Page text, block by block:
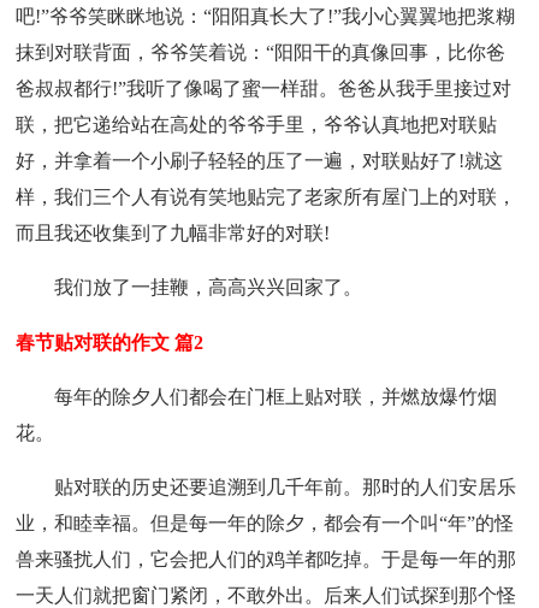
吧!”爷爷笑眯眯地说：“阳阳真长大了!”我小心翼翼地把浆糊
抹到对联背面，爷爷笑着说：“阳阳干的真像回事，比你爸
爸叔叔都行!”我听了像喝了蜜一样甜。爸爸从我手里接过对
联，把它递给站在高处的爷爷手里，爷爷认真地把对联贴
好，并拿着一个小刷子轻轻的压了一遍，对联贴好了!就这
样，我们三个人有说有笑地贴完了老家所有屋门上的对联，
而且我还收集到了九幅非常好的对联!
我们放了一挂鞭，高高兴兴回家了。
春节贴对联的作文 篇2
每年的除夕人们都会在门框上贴对联，并燃放爆竹烟
花。
贴对联的历史还要追溯到几千年前。那时的人们安居乐
业，和睦幸福。但是每一年的除夕，都会有一个叫“年”的怪
兽来骚扰人们，它会把人们的鸡羊都吃掉。于是每一年的那
一天人们就把窗门紧闭，不敢外出。后来人们试探到那个怪